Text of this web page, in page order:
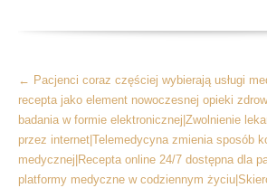
More
Articles
← Pacjenci coraz częściej wybierają usługi
recepta jako element nowoczesnej opieki
badania w formie elektronicznej|Zwolnienie
przez internet|Telemedycyna zmienia sposób
medycznej|Recepta online 24/7 dostępna dla
platformy medyczne w codziennym